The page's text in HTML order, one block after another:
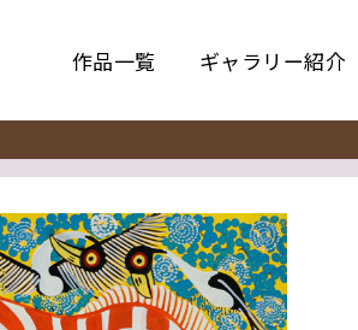
作品一覧 ギャラリー紹介